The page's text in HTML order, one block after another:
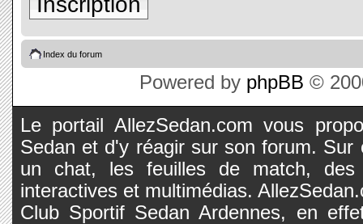
Index du forum
Powered by phpBB ©
Le portail AllezSedan.com vous
Sedan et d'y réagir sur son forum.
un chat, les feuilles de match, des
interactives et multimédias.
Club Sportif Sedan Ardennes, en